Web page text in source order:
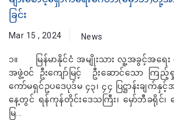
ခြင်း
Mar 15 , 2024 News
၁။ မြန်မာနိုင်ငံ အမျိုးသား လူ့အခွင့်အရေး
အဖွဲ့ဝင် ဦးကျော်မြင့် ဦးဆောင်သော ကြ
ကော်မရှင်ဥပဒေပုဒ်မ ၄၃၊ ၄၄ ပြဋ္ဌာန်းချက်
နေ့တွင် ရန်ကုန်တိုင်းဒေသကြီး၊ မှော်ဘီခရိုင်၊
မြ...